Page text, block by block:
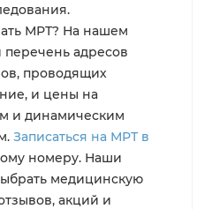
МРТ? На нашем
адресов
проводящих
и цены на
и динамическим
Записаться на МРТ в
номеру. Наши
медицинскую
акций и